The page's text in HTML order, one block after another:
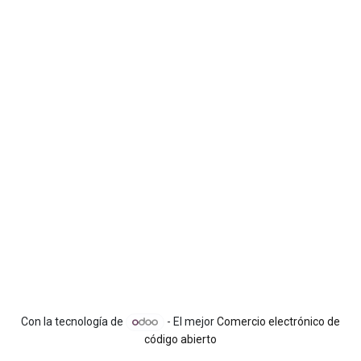
Con la tecnología de - El mejorComercio electrónico de
código abierto